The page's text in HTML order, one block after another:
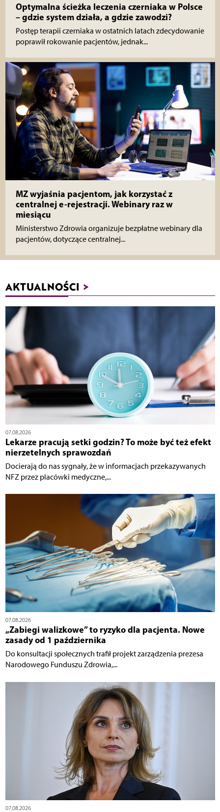
Optymalna ścieżka leczenia czerniaka w Polsce
– gdzie system działa, a gdzie zawodzi?
Postęp terapii czerniaka w ostatnich latach zdecydowanie
poprawił rokowanie pacjentów, jednak...
MZ wyjaśnia pacjentom, jak korzystać z
centralnej e-rejestracji. Webinary raz w
miesiącu
Ministerstwo Zdrowia organizuje bezpłatne webinary dla
pacjentów, dotyczące centralnej...
AKTUALNOŚCI >
07.08.2026
Lekarze pracują setki godzin? To może być też efekt
nierzetelnych sprawozdań
Docierają do nas sygnały, że w informacjach przekazywanych
NFZ przez placówki medyczne,...
07.08.2026
„Zabiegi walizkowe” to ryzyko dla pacjenta. Nowe
zasady od 1 października
Do konsultacji społecznych trafił projekt zarządzenia prezesa
Narodowego Funduszu Zdrowia,...
07.08.2026